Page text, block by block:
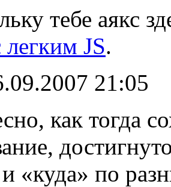
тебе аякс
легким JS.
21:05
как тогда
и «куда» по